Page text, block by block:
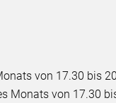
von 17.30 bis
Monats von 17.30